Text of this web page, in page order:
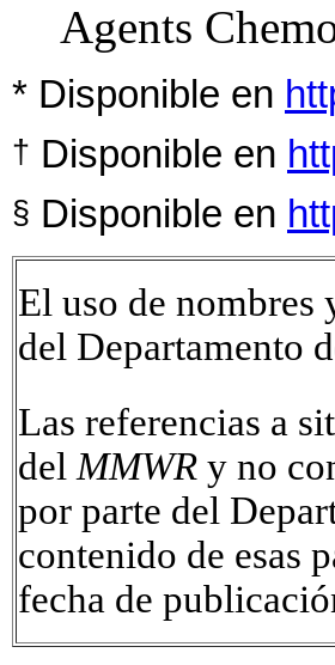
Agents
* Disponible en
† Disponible en
§ Disponible en
El uso de nombres
del Departamento
Las referencias a
delMMWR y no
por parte del
contenido de esas
fecha de